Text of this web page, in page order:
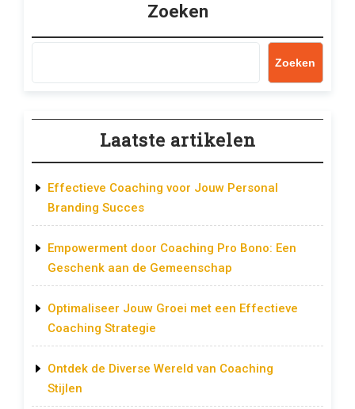
Zoeken
Zoeken
Laatste artikelen
Effectieve Coaching voor Jouw Personal
Branding Succes
Empowerment door Coaching Pro Bono: Een
Geschenk aan de Gemeenschap
Optimaliseer Jouw Groei met een Effectieve
Coaching Strategie
Ontdek de Diverse Wereld van Coaching
Stijlen